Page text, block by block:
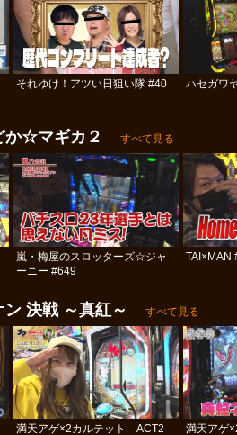
それゆけ！アツい日狙い隊 #40 ハセガワ
か☆マギカ２ すべて見る
嵐・梅屋のスロッターズ☆ジャ
ーニー #649
TAI×MAN
決戦 ～真紅～ すべて見る
満天アゲ×2カルテット ACT2
満天アゲ